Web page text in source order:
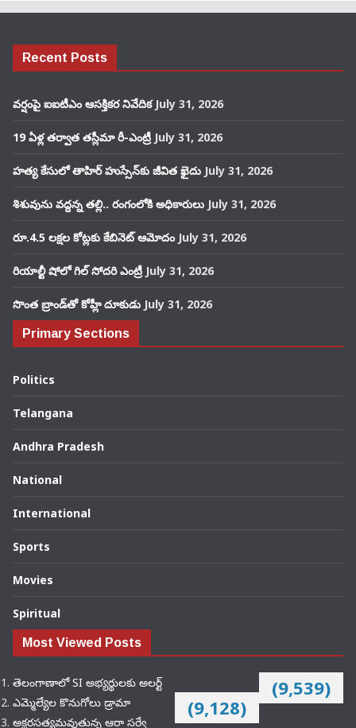
Recent Posts
వర్షంపై ఐఐటీఎం ఆసక్తికర నివేదిక July 31, 2026
19 ఏళ్ల తర్వాత తస్లీమా రీ-ఎంట్రీ July 31, 2026
హత్య కేసులో తాహిర్ హుస్సేన్‌కు జీవిత ఖైదు July 31, 2026
శిశువును వద్దన్న తల్లి.. రంగంలోకి అధికారులు July 31, 2026
రూ.4.5 లక్షల కోట్లకు కేబినెట్ ఆమోదం July 31, 2026
రియాల్టీ షోలో గిల్ సోదరి ఎంట్రీ July 31, 2026
సొంత బ్రాండ్‌తో కోహ్లీ దూకుడు July 31, 2026
Primary Sections
Politics
Telangana
Andhra Pradesh
National
International
Sports
Movies
Spiritual
Most Viewed Posts
తెలంగాణాలో SI అభ్యర్థులకు అలర్ట్ (9,539)
ఎమ్మెల్యేల కొనుగోలు డ్రామా (9,128)
అక్షరసత్యమవుతున్న ఆరా సర్వే